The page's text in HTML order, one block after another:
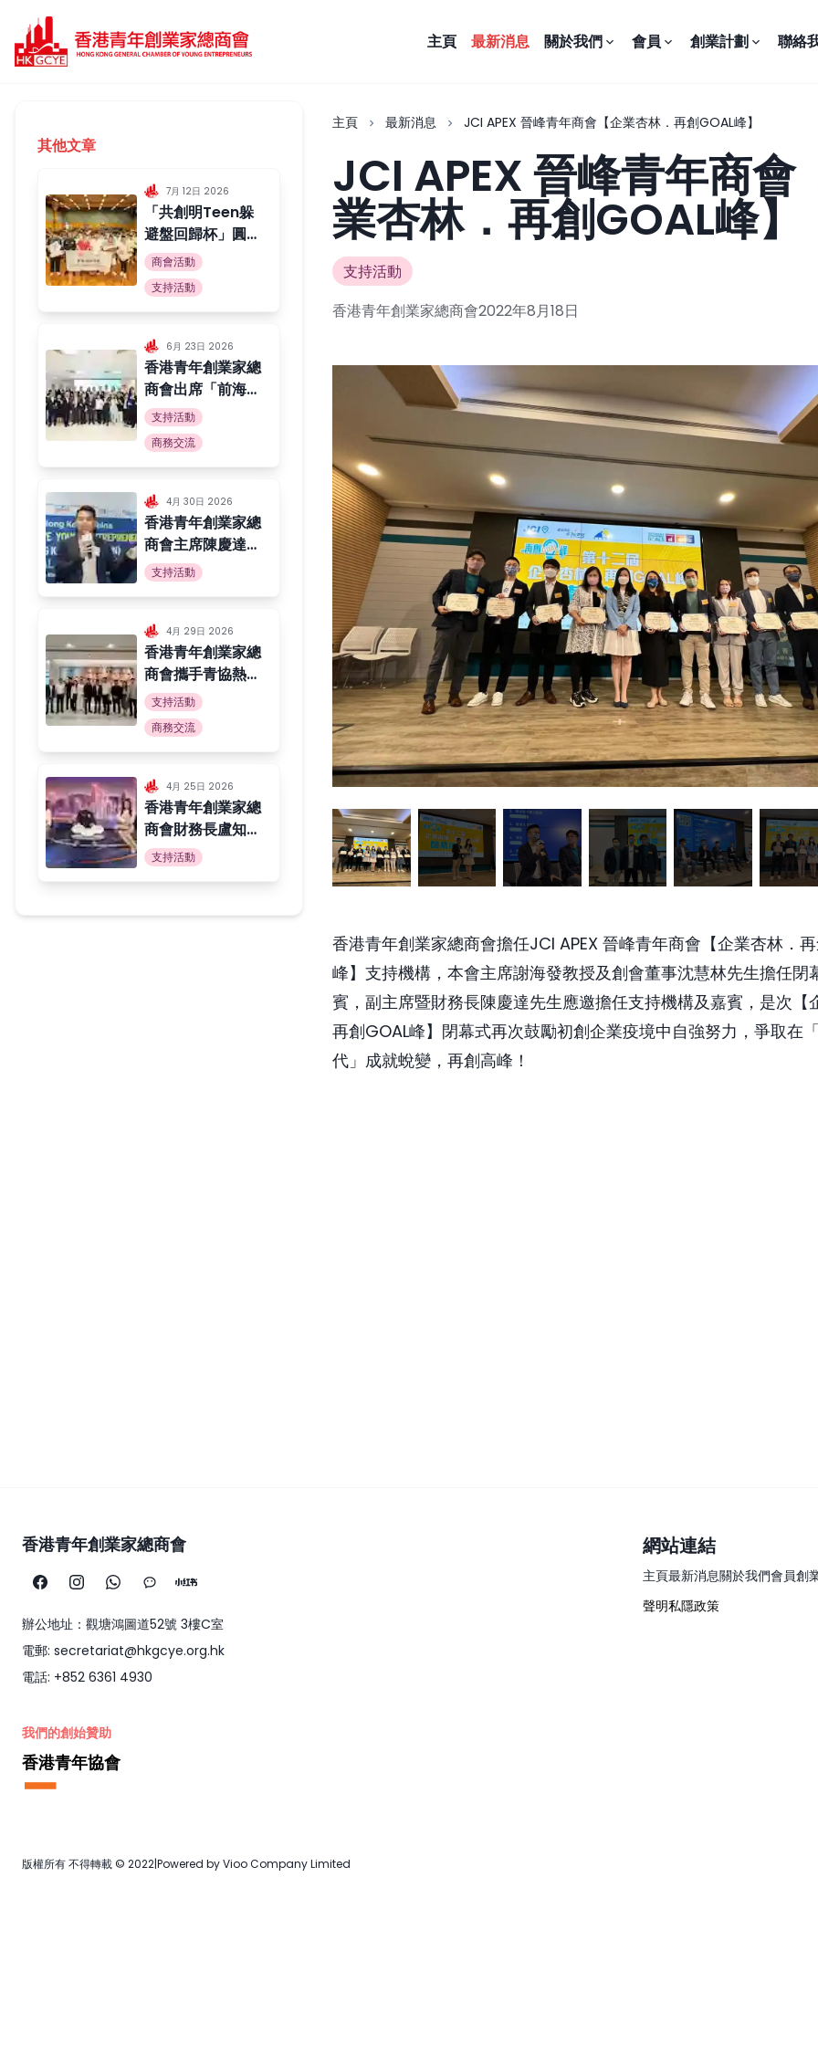
主頁 最新消息 關於我們 會員 創業計劃 聯絡
其他文章
7月 12日 2026
「共創明Teen躲
避盤回歸杯」圓滿
舉行
商會活動
支持活動
6月 23日 2026
香港青年創業家總
商會出席「前海香
港青年科創啟航計
劃」啟動禮 助力
港青融入國家創科
支持活動
商務交流
4月 30日 2026
香港青年創業家總
商會主席陳慶達先
生 獲邀擔任
「Creative
Entrepreneurs
Final
Competition」
評審
支持活動
4月 29日 2026
香港青年創業家總
商會攜手青協熱情
接待福建團省委及
青年企業家代表團
支持活動
商務交流
4月 25日 2026
香港青年創業家總
商會財務長盧知威
先生受訪 跨界推
動青年創業與體育
支持活動
主頁 最新消息 JCI APEX 晉峰青年商會【企業杏林．再創GOAL峰】
JCI APEX 晉峰青年商會
業杏林．再創GOAL峰】
支持活動
香港青年創業家總商會2022年8月18日
香港青年創業家總商會擔任JCI APEX 晉峰青年商會【企業杏林．
峰】支持機構，本會主席謝海發教授及創會董事沈慧林先生擔任閉
賓，副主席暨財務長陳慶達先生應邀擔任支持機構及嘉賓，是次【
再創GOAL峰】閉幕式再次鼓勵初創企業疫境中自強努力，爭取在
代」成就蛻變，再創高峰！
香港青年創業家總商會
辦公地址：觀塘鴻圖道52號 3樓C室
電郵: secretariat@hkgcye.org.hk
電話: +852 6361 4930
我們的創始贊助
香港青年協會
網站連結
主頁最新消息關於我們會員創
聲明私隱政策
版權所有 不得轉載 © 2022|Powered by Vioo Company Limited